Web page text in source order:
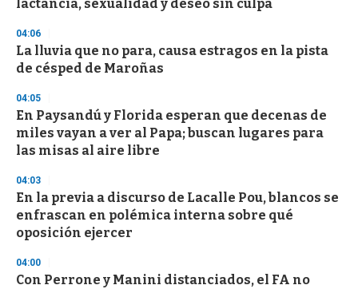
f
3
s
e
c
n
d
lactancia, sexualidad y deseo sin culpa
04:06
La lluvia que no para, causa estragos en la pista
de césped de Maroñas
04:05
En Paysandú y Florida esperan que decenas de
miles vayan a ver al Papa; buscan lugares para
las misas al aire libre
04:03
En la previa a discurso de Lacalle Pou, blancos se
enfrascan en polémica interna sobre qué
oposición ejercer
04:00
Con Perrone y Manini distanciados, el FA no